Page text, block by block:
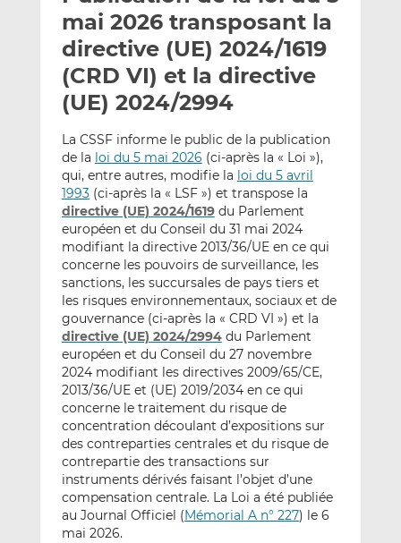
e
r
p
a
r
m
a
i
l
g
e
r
s
u
L
i
n
k
e
d
I
n
g
e
r
s
u
F
a
c
e
b
o
o
k
mai 2026 transposant la
directive (UE) 2024/1619
(CRD VI) et la directive
(UE) 2024/2994
La CSSF informe le public de la publication
de la loi du 5 mai 2026 (ci-après la « Loi »),
qui, entre autres, modifie la loi du 5 avril
1993(ci-après la « LSF ») et transpose la
directive (UE) 2024/1619du Parlement
européen et du Conseil du 31 mai 2024
modifiant la directive 2013/36/UE en ce qui
concerne les pouvoirs de surveillance, les
sanctions, les succursales de pays tiers et
les risques environnementaux, sociaux et de
gouvernance (ci-après la « CRD VI ») et la
directive (UE) 2024/2994du Parlement
européen et du Conseil du 27 novembre
2024 modifiant les directives 2009/65/CE,
2013/36/UE et (UE) 2019/2034 en ce qui
concerne le traitement du risque de
concentration découlant d’expositions sur
des contreparties centrales et du risque de
contrepartie des transactions sur
instruments dérivés faisant l’objet d’une
compensation centrale. La Loi a été publiée
au Journal Officiel (Mémorial A n° 227) le 6
mai 2026.